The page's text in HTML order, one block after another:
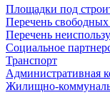
Площадки под
Перечень
Перечень
Социальное
Транспорт
Административная
Жилищно-